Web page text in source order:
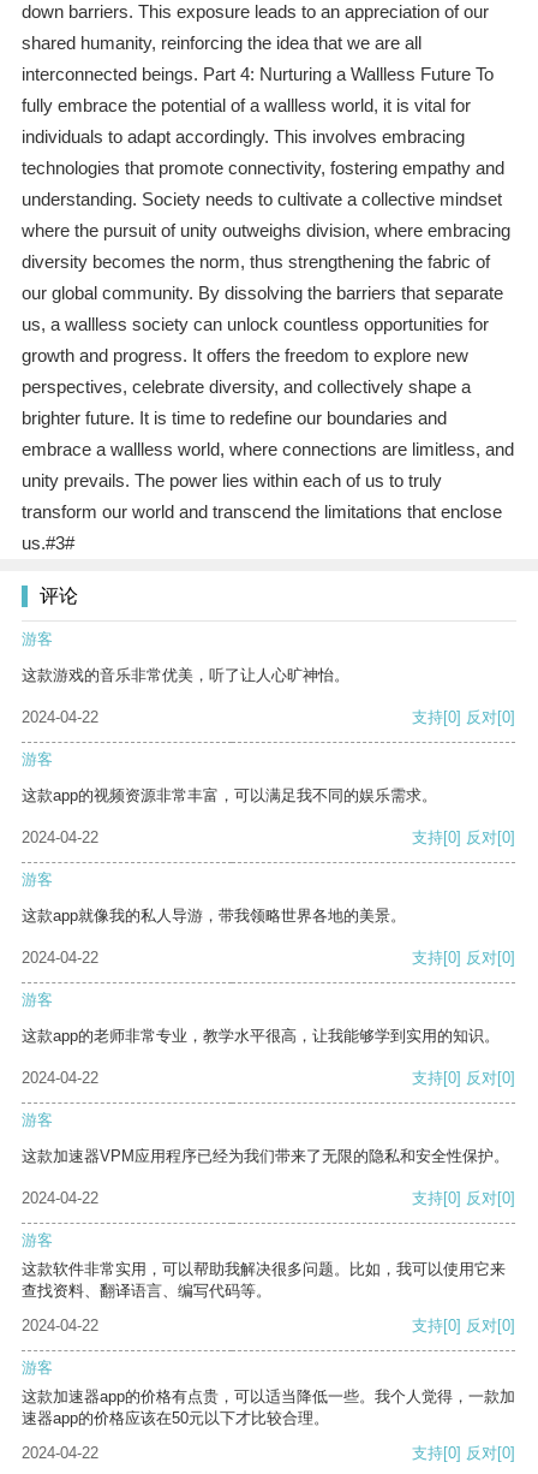
down barriers. This exposure leads to an appreciation of our
shared humanity, reinforcing the idea that we are all
interconnected beings. Part 4: Nurturing a Wallless Future To
fully embrace the potential of a wallless world, it is vital for
individuals to adapt accordingly. This involves embracing
technologies that promote connectivity, fostering empathy and
understanding. Society needs to cultivate a collective mindset
where the pursuit of unity outweighs division, where embracing
diversity becomes the norm, thus strengthening the fabric of
our global community. By dissolving the barriers that separate
us, a wallless society can unlock countless opportunities for
growth and progress. It offers the freedom to explore new
perspectives, celebrate diversity, and collectively shape a
brighter future. It is time to redefine our boundaries and
embrace a wallless world, where connections are limitless, and
unity prevails. The power lies within each of us to truly
transform our world and transcend the limitations that enclose
us.#3#
评论
游客
这款游戏的音乐非常优美，听了让人心旷神怡。
2024-04-22 支持[0] 反对[0]
游客
这款app的视频资源非常丰富，可以满足我不同的娱乐需求。
2024-04-22 支持[0] 反对[0]
游客
这款app就像我的私人导游，带我领略世界各地的美景。
2024-04-22 支持[0] 反对[0]
游客
这款app的老师非常专业，教学水平很高，让我能够学到实用的知识。
2024-04-22 支持[0] 反对[0]
游客
这款加速器VPM应用程序已经为我们带来了无限的隐私和安全性保护。
2024-04-22 支持[0] 反对[0]
游客
这款软件非常实用，可以帮助我解决很多问题。比如，我可以使用它来
查找资料、翻译语言、编写代码等。
2024-04-22
支持[0] 反对[0]
游客
这款加速器app的价格有点贵，可以适当降低一些。我个人觉得，一款加
速器app的价格应该在50元以下才比较合理。
2024-04-22
支持[0] 反对[0]